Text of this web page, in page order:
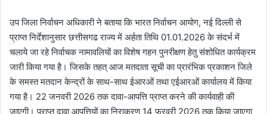
उप जिला निर्वाचन अधिकारी ने बताया कि भारत निर्वाचन आयोग, नई दिल्ली से
प्राप्त निर्देशानुसार छत्तीसगढ राज्य में अर्हता तिथि 01.01.2026 के संदर्भ में
चलाये जा रहे निर्वाचक नामावलियों का विशेष गहन पुनरीक्षण हेतु संशोधित कार्यक्रम
जारी किया गया है। जिसके तहत् आज मतदाता सूची का प्रारंभिक प्रकाशन जिले
के समस्त मतदान केन्द्रों के साथ-साथ ईआरओं तथा एईआरओं कार्यालय में किया
गया है। 22 जनवरी 2026 तक दावा-आपत्ति प्राप्त करने की कार्यवाही की
जाएगी। प्राप्त दावा आपत्तियों का निराकरण 14 फरवरी 2026 तक किया जाएगा